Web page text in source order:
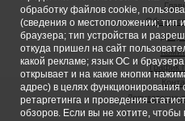
Общие
График
Депутатские
обработку файлов cookie,
(сведения о местоположении; тип
браузера; тип устройства и
откуда пришел на сайт
какой рекламе; язык ОС и
открывает и на какие кнопки
адрес) в целях функционирования
ретаргетинга и проведения
обзоров. Если вы не хотите,